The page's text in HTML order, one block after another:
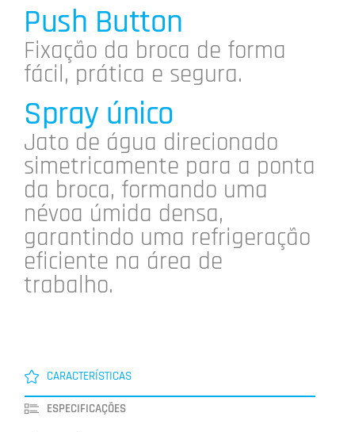
Push Button
Fixação da broca de forma
fácil, prática e segura.
Spray único
Jato de água direcionado
simetricamente para a ponta
da broca, formando uma
névoa úmida densa,
garantindo uma refrigeração
eficiente na área de
trabalho.
CARACTERÍSTICAS
ESPECIFICAÇÕES